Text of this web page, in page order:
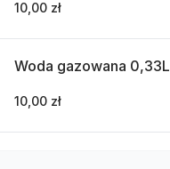
10,00 zł
Woda gazowana 0,33L
10,00 zł